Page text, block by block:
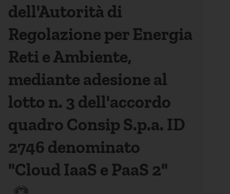
dell'Autorità di
Regolazione per Energia
Reti e Ambiente,
mediante adesione al
lotto n. 3 dell'accordo
quadro Consip S.p.a. ID
2746 denominato
"Cloud IaaS e PaaS 2"